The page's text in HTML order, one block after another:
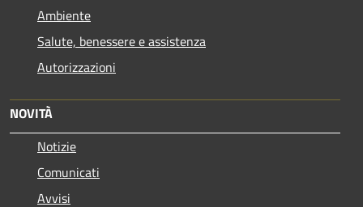
Ambiente
Salute, benessere e assistenza
Autorizzazioni
NOVITÀ
Notizie
Comunicati
Avvisi